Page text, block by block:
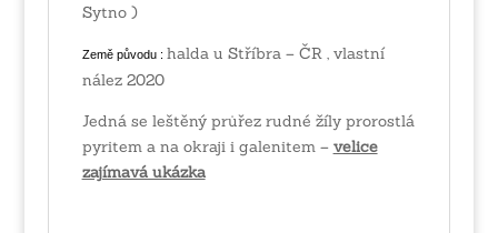
Sytno )
Země původu : halda u Stříbra – ČR , vlastní
nález 2020
Jedná se leštěný průřez rudné žíly prorostlá
pyritem a na okraji i galenitem – velice
zajímavá ukázka